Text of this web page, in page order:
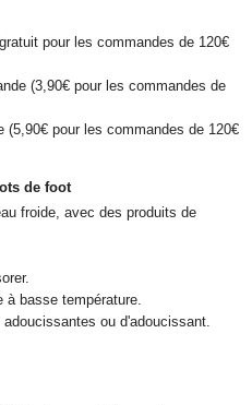
pour les commandes de 120€
(3,90€ pour les commandes de
(5,90€ pour les commandes de 120€
de foot
froide, avec des produits de
à basse température.
ou d'adoucissant.